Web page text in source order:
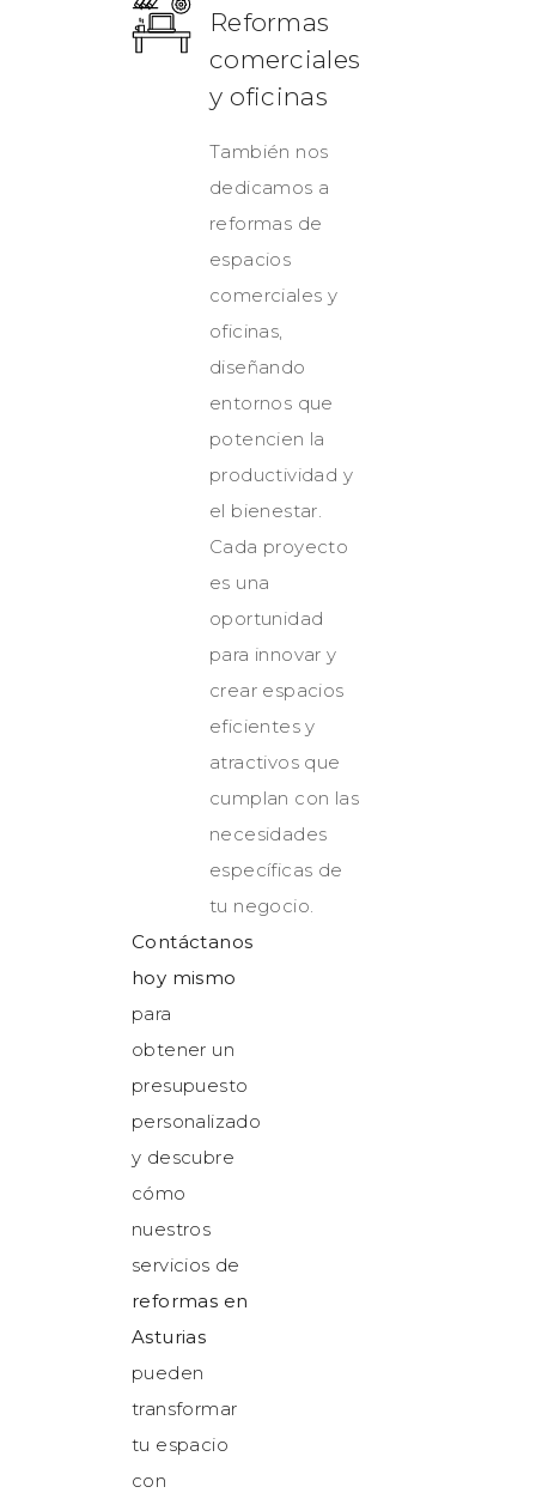
Reformas
comerciales
y oficinas
También nos
dedicamos a
reformas de
espacios
comerciales y
oficinas,
diseñando
entornos que
potencien la
productividad y
el bienestar.
Cada proyecto
es una
oportunidad
para innovar y
crear espacios
eficientes y
atractivos que
cumplan con las
necesidades
específicas de
tu negocio.
Contáctanos
hoy mismo
para
obtener un
presupuesto
personalizado
y descubre
cómo
nuestros
servicios de
reformas en
Asturias
pueden
transformar
tu espacio
con